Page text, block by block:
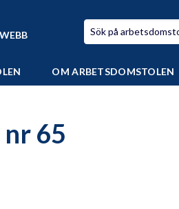
OM ARBETSDOMSTOLEN
65